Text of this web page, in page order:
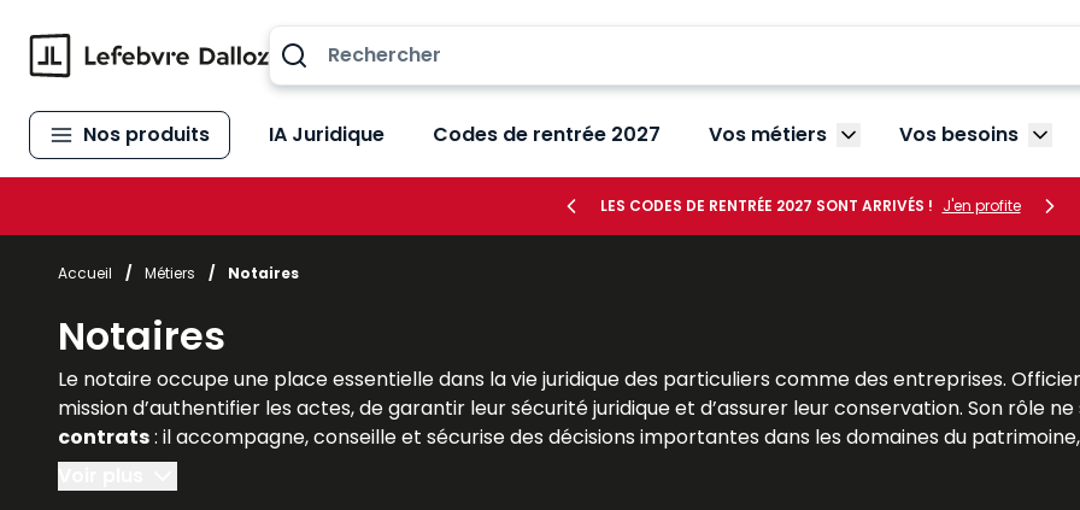
Nos produits IA Juridique Codes de rentrée 2027 Vos métiers Afficher le sous-menu
Vos besoins
LES CODES DE RENTRÉE 2027 SONT ARRIVÉS ! J'en profite
Accueil / Métiers / Notaires
Notaires
Le notaire occupe une place essentielle dans la vie juridique des particuliers comme des entreprises.
mission d’authentifier les actes, de garantir leur sécurité juridique et d’assurer leur conservation. Son rôle
contrats: il accompagne, conseille et sécurise des décisions importantes dans les domaines du
des affaires
juridique français. Les